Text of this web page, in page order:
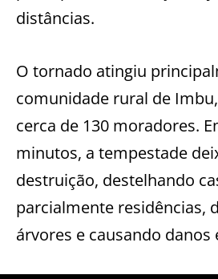
distâncias.
O tornado atingiu
comunidade rural de
cerca de 130 moradores.
minutos, a tempestade
destruição, destelhando
parcialmente residências,
árvores e causando danos